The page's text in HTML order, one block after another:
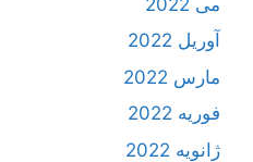
آوریل 2022
مارس 2022
فوریه 2022
ژانویه 2022